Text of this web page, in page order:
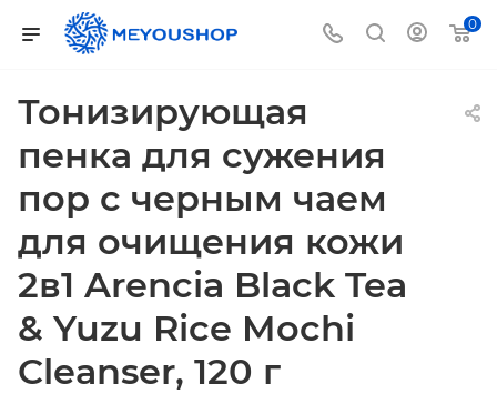
0
Тонизирующая
пенка для сужения
пор с черным чаем
для очищения кожи
2в1 Arencia Black Tea
& Yuzu Rice Mochi
Cleanser, 120 г